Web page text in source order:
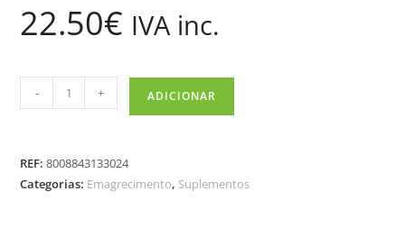
22.50€ IVA inc.
- + ADICIONAR
REF:8008843133024
Categorias: Emagrecimento, Suplementos